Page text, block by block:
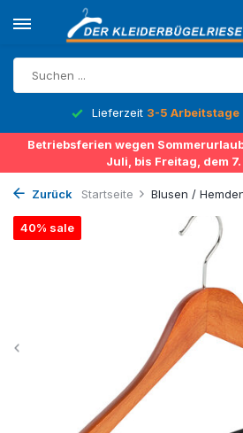
Lieferzeit 3-5 Arbeitstage
Betriebsferien wegen
Juli, bis Freitag, dem
Zurück Startseite Blusen /
40% sale